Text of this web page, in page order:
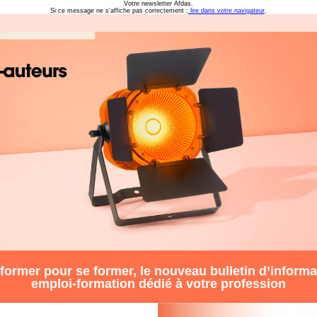
Votre newsletter Afdas.
Si ce message ne s'affiche pas correctement : lire dans votre navigateur.
pour se former, l e nouveau bulletin
emploi-formation dédié à votre profession